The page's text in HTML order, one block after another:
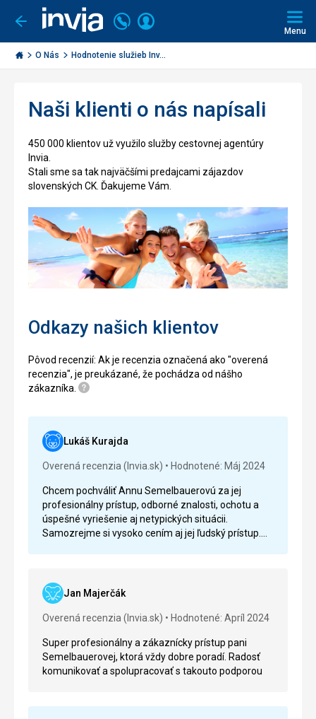
Ísť
späť
Invia.sk
Volajte
+421
2
3221
Prihlásiť
Menu
O Nás Hodnotenie služieb Inv...
Naši klienti o nás napísali
450 000 klientov už využilo služby cestovnej agentúry
Invia.
Stali sme sa tak najväčšími predajcami zájazdov
slovenských CK. Ďakujeme Vám.
Odkazy našich klientov
Pôvod recenzií: Ak je recenzia označená ako "overená
recenzia", je preukázané, že pochádza od nášho
zákazníka.
Pomoc
Lukáš Kurajda
Overená recenzia (Invia.sk) Hodnotené: Máj 2024
Chcem pochváliť Annu Semelbauerovú za jej
profesionálny prístup, odborné znalosti, ochotu a
úspešné vyriešenie aj netypických situácii.
Samozrejme si vysoko cením aj jej ľudský prístup.
Jan Majerčák
Overená recenzia (Invia.sk) Hodnotené: Apríl 2024
Super profesionálny a zákaznícky prístup pani
Semelbauerovej, ktorá vždy dobre poradí. Radosť
komunikovať a spolupracovať s takouto podporou